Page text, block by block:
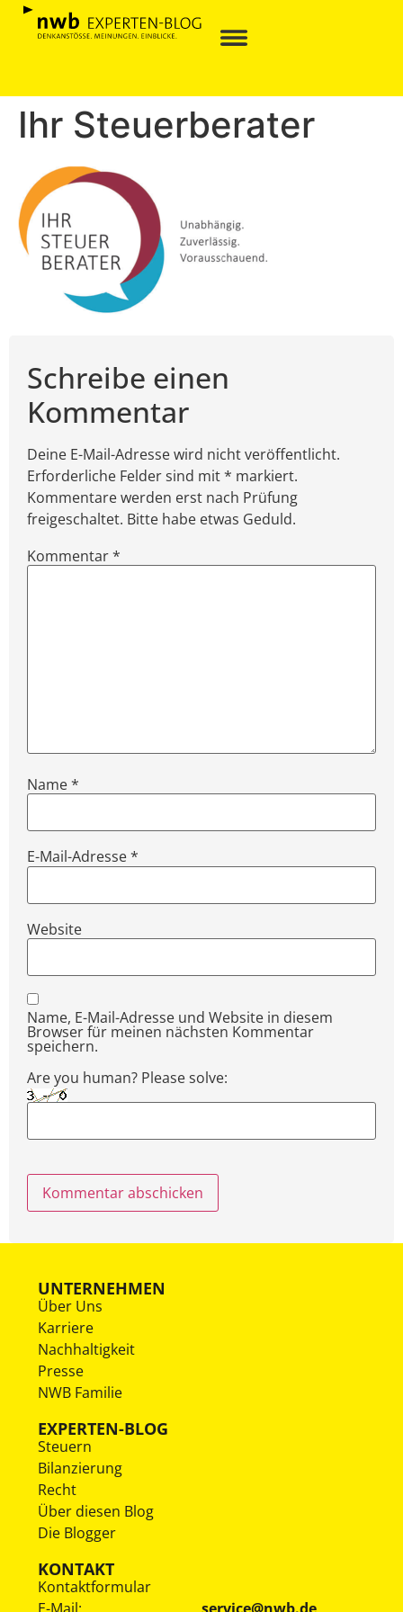
Ihr Steuerberater
Schreibe einen
Kommentar
Deine E-Mail-Adresse wird nicht veröffentlicht.
Erforderliche Felder sind mit * markiert.
Kommentare werden erst nach Prüfung
freigeschaltet. Bitte habe etwas Geduld.
Kommentar*
Name*
E-Mail-Adresse*
Website
Name, E-Mail-Adresse und Website in diesem
Browser für meinen nächsten Kommentar
speichern.
Are you human? Please solve:
UNTERNEHMEN
Über Uns
Karriere
Nachhaltigkeit
Presse
NWB Familie
EXPERTEN-BLOG
Steuern
Bilanzierung
Recht
Über diesen Blog
Die Blogger
KONTAKT
Kontaktformular
E-Mail:
service@nwb.de